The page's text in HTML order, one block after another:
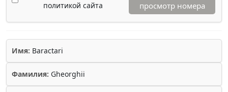
политикой сайта
просмотр номера
Имя: Baractari
Фамилия: Gheorghii